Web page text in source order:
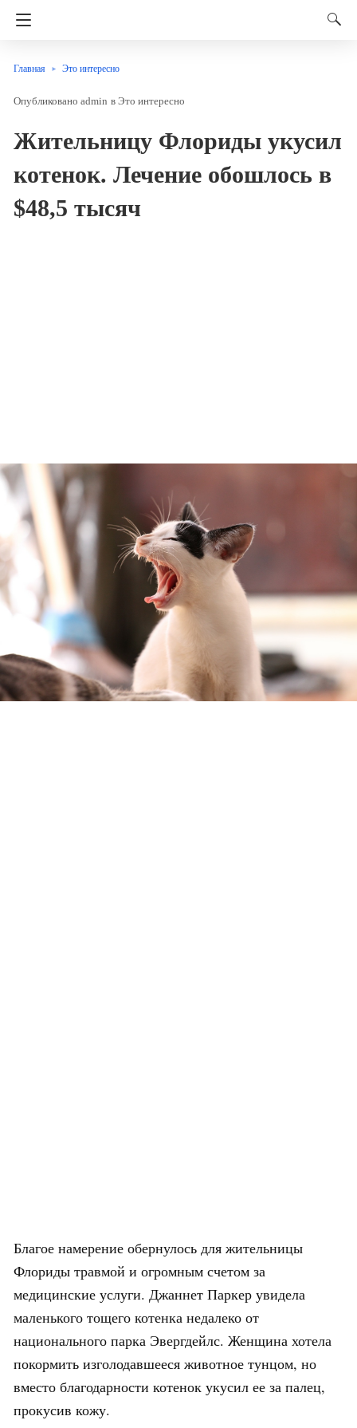
Главная Это интересно
admin в Это интересно
Жительницу Флориды укусил
котенок. Лечение обошлось в
$48,5 тысяч
Благое намерение обернулось для жительницы
Флориды травмой и огромным счетом за
медицинские услуги. Джаннет Паркер увидела
маленького тощего котенка недалеко от
национального парка Эвергдейлс. Женщина хотела
покормить изголодавшееся животное тунцом, но
вместо благодарности котенок укусил ее за палец,
прокусив кожу.